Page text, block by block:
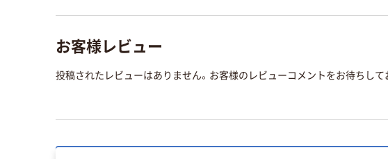
お客様レビュー
投稿されたレビューはありません。お客様のレビューコメントをお待ちして